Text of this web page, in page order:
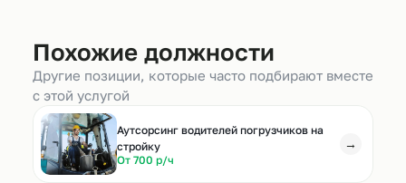
Похожие должности
Другие позиции, которые часто подбирают вместе
с этой услугой
Аутсорсинг водителей погрузчиков на
стройку
От 700 р/ч
→